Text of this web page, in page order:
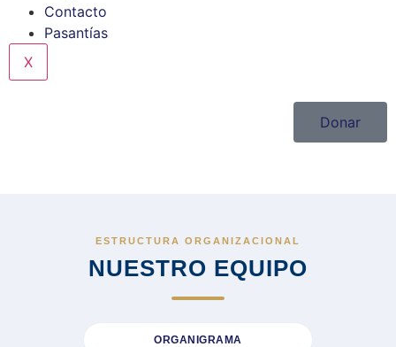
Contacto
Pasantías
X
Donar
ESTRUCTURA ORGANIZACIONAL
NUESTRO EQUIPO
ORGANIGRAMA